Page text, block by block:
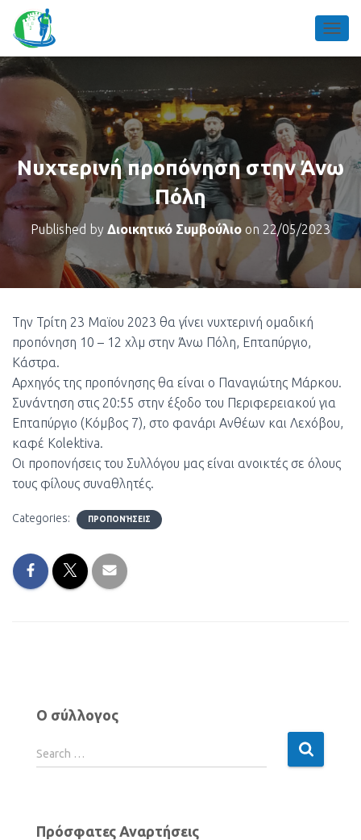
Νυχτερινή προπόνηση στην Άνω
Πόλη
Published by Διοικητικό Συμβούλιο on 22/05/2023
Την Τρίτη 23 Μαϊου 2023 θα γίνει νυχτερινή ομαδική
προπόνηση 10 – 12 χλμ στην Άνω Πόλη, Επταπύργιο,
Κάστρα.
Αρχηγός της προπόνησης θα είναι ο Παναγιώτης Μάρκου.
Συνάντηση στις 20:55 στην έξοδο του Περιφερειακού για
Επταπύργιο (Κόμβος 7), στο φανάρι Ανθέων και Λεχόβου,
καφέ Kolektiva.
Οι προπονήσεις του Συλλόγου μας είναι ανοικτές σε όλους
τους φίλους συναθλητές.
Categories: ΠΡΟΠΟΝΉΣΕΙΣ
Ο σύλλογος
Search …
Πρόσφατες Αναρτήσεις